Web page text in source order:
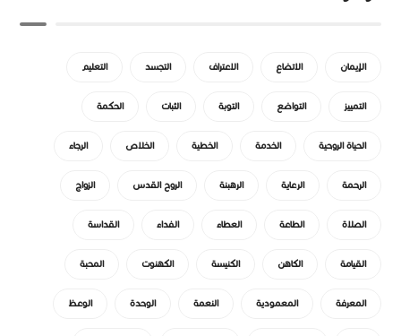
الإيمان الاتضاع الاعتراف التجسد التعليم
التمييز التواضع التوبة الثبات الحكمة
الحياة الروحية الخدمة الخطية الخلاص الرجاء
الرحمة الرعاية الرهبنة الروح القدس الزواج
الصلاة الطاعة العطاء الفداء القداسة
القيامة الكاهن الكنيسة الكهنوت المحبة
المعرفة المعمودية النعمة الوحدة الوعظ